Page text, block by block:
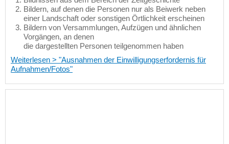
Bildern, auf denen die Personen nur als Beiwerk neben
einer Landschaft oder sonstigen Örtlichkeit erscheinen
Bildern von Versammlungen, Aufzügen und ähnlichen
Vorgängen, an denen
die dargestellten Personen teilgenommen haben
Weiterlesen > "Ausnahmen der Einwilligungserfordernis für
Aufnahmen/Fotos"